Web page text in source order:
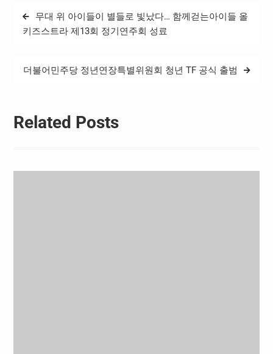
난 ‘ 택시용 LPG…
글
탐
무대 위 아이들이 별들로 빛났다… 함께걷는아이들 올
키즈스트라 제13회 정기연주회 성료
더불어민주당 정년연장특별위원회 청년 TF 공식 출범
Related Posts